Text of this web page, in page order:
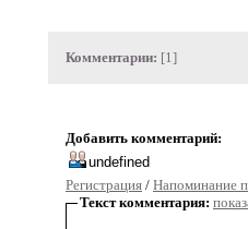
Комментарии: [1]
Добавить комментарий:
Регистрация / Напоминание
Текст комментария: